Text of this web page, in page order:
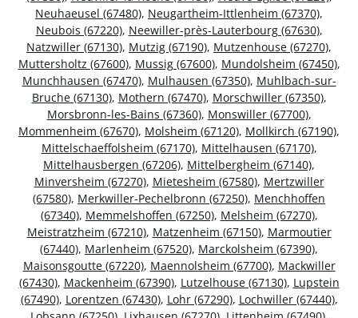
Neuhaeusel (67480), Neugartheim-Ittlenheim (67370),
Neubois (67220), Neewiller-près-Lauterbourg (67630),
Natzwiller (67130), Mutzig (67190), Mutzenhouse (67270),
Muttersholtz (67600), Mussig (67600), Mundolsheim (67450),
Munchhausen (67470), Mulhausen (67350), Muhlbach-sur-
Bruche (67130), Mothern (67470), Morschwiller (67350),
Morsbronn-les-Bains (67360), Monswiller (67700),
Mommenheim (67670), Molsheim (67120), Mollkirch (67190),
Mittelschaeffolsheim (67170), Mittelhausen (67170),
Mittelhausbergen (67206), Mittelbergheim (67140),
Minversheim (67270), Mietesheim (67580), Mertzwiller
(67580), Merkwiller-Pechelbronn (67250), Menchhoffen
(67340), Memmelshoffen (67250), Melsheim (67270),
Meistratzheim (67210), Matzenheim (67150), Marmoutier
(67440), Marlenheim (67520), Marckolsheim (67390),
Maisonsgoutte (67220), Maennolsheim (67700), Mackwiller
(67430), Mackenheim (67390), Lutzelhouse (67130), Lupstein
(67490), Lorentzen (67430), Lohr (67290), Lochwiller (67440),